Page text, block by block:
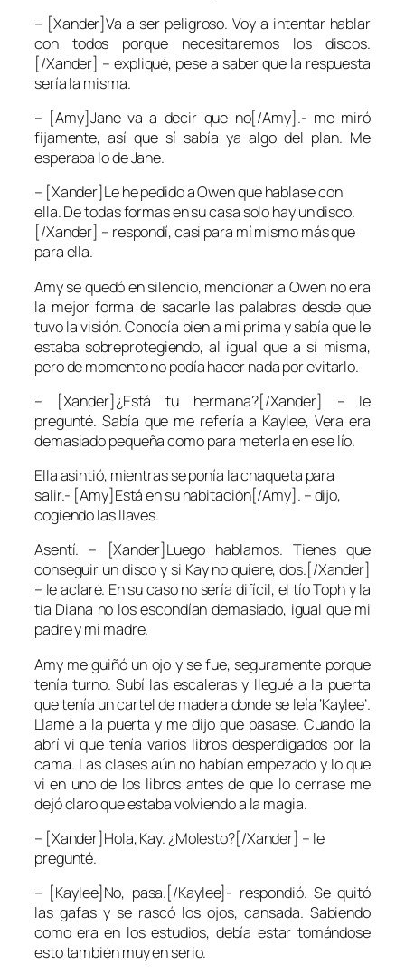
– [Xander]Va a ser peligroso. Voy a intentar hablar
con todos porque necesitaremos los discos.
[/Xander] – expliqué, pese a saber que la respuesta
sería la misma.
– [Amy]Jane va a decir que no[/Amy].- me miró
fijamente, así que sí sabía ya algo del plan. Me
esperaba lo de Jane.
– [Xander]Le he pedido a Owen que hablase con
ella. De todas formas en su casa solo hay un disco.
[/Xander] – respondí, casi para mí mismo más que
para ella.
Amy se quedó en silencio, mencionar a Owen no era
la mejor forma de sacarle las palabras desde que
tuvo la visión. Conocía bien a mi prima y sabía que le
estaba sobreprotegiendo, al igual que a sí misma,
pero de momento no podía hacer nada por evitarlo.
– [Xander]¿Está tu hermana?[/Xander] – le
pregunté. Sabía que me refería a Kaylee, Vera era
demasiado pequeña como para meterla en ese lío.
Ella asintió, mientras se ponía la chaqueta para
salir.- [Amy]Está en su habitación[/Amy]. – dijo,
cogiendo las llaves.
Asentí. – [Xander]Luego hablamos. Tienes que
conseguir un disco y si Kay no quiere, dos.[/Xander]
– le aclaré. En su caso no sería difícil, el tío Toph y la
tía Diana no los escondían demasiado, igual que mi
padre y mi madre.
Amy me guiñó un ojo y se fue, seguramente porque
tenía turno. Subí las escaleras y llegué a la puerta
que tenía un cartel de madera donde se leía ‘Kaylee’.
Llamé a la puerta y me dijo que pasase. Cuando la
abrí vi que tenía varios libros desperdigados por la
cama. Las clases aún no habían empezado y lo que
vi en uno de los libros antes de que lo cerrase me
dejó claro que estaba volviendo a la magia.
– [Xander]Hola, Kay. ¿Molesto?[/Xander] – le
pregunté.
– [Kaylee]No, pasa.[/Kaylee]- respondió. Se quitó
las gafas y se rascó los ojos, cansada. Sabiendo
como era en los estudios, debía estar tomándose
esto también muy en serio.